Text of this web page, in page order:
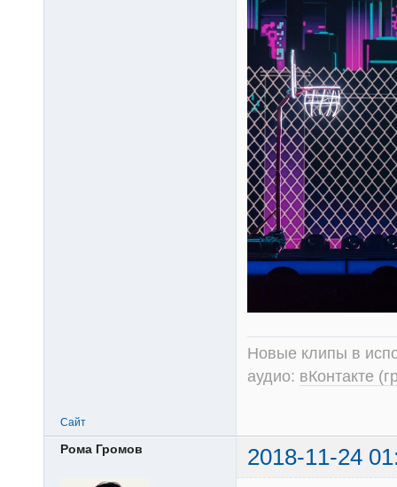
Новые клипы в
аудио: вКонтакте
Сайт
Рома Громов 2018-11-24